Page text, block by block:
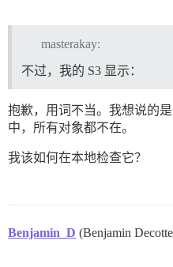
masterakay:
不过，我的 S3 显示：
抱歉，用词不当。我想说的
中，所有对象都不在。
我该如何在本地检查它？
Benjamin_D (Benjamin